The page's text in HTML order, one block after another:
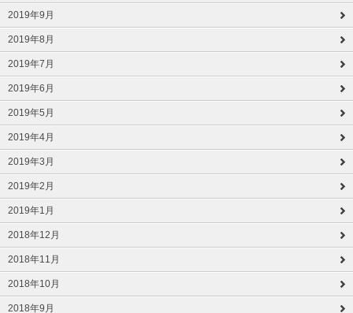
2019年9月
2019年8月
2019年7月
2019年6月
2019年5月
2019年4月
2019年3月
2019年2月
2019年1月
2018年12月
2018年11月
2018年10月
2018年9月